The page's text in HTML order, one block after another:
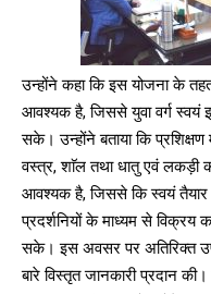
उन्होंने कहा कि इस योजना के
आवश्यक है, जिससे युवा वर्ग स्वयं
सके। उन्होंने बताया कि
वस्त्र, शाॅल तथा धातु एवं लकड़ी
आवश्यक है, जिससे कि स्वयं
प्रदर्शनियों के माध्यम से विक्रय
सके। इस अवसर पर अतिरिक्त
बारे विस्तृत जानकारी प्रदान